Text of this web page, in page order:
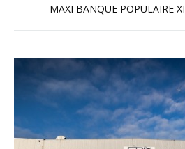
MAXI BANQUE POPULAIRE XI
En savoir plus...